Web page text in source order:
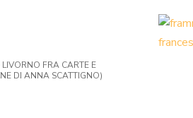
FRA CARTE E
DI ANNA SCATTIGNO)